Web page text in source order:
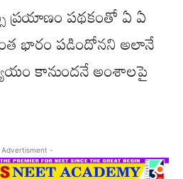
ప్రయాణం పథకంతో ఏ ఏ
భారం పడిందోనని అలానే
కానుందనే అంశాలపై
-